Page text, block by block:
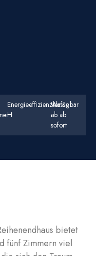
Energieeffizienzklasse
H
Verfügbar
ab ab
sofort
bietet
fünf Zimmern viel